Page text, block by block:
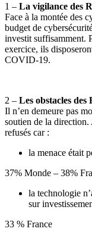
1 – La vigilance des
Face à la montée des
budget de
investit suffisamment.
exercice, ils
COVID-19.
2 – Les obstacles des
Il n’en demeure pas
soutien de la direction.
refusés car :
la menace était
37% Monde – 38%
la technologie
sur
33 % France